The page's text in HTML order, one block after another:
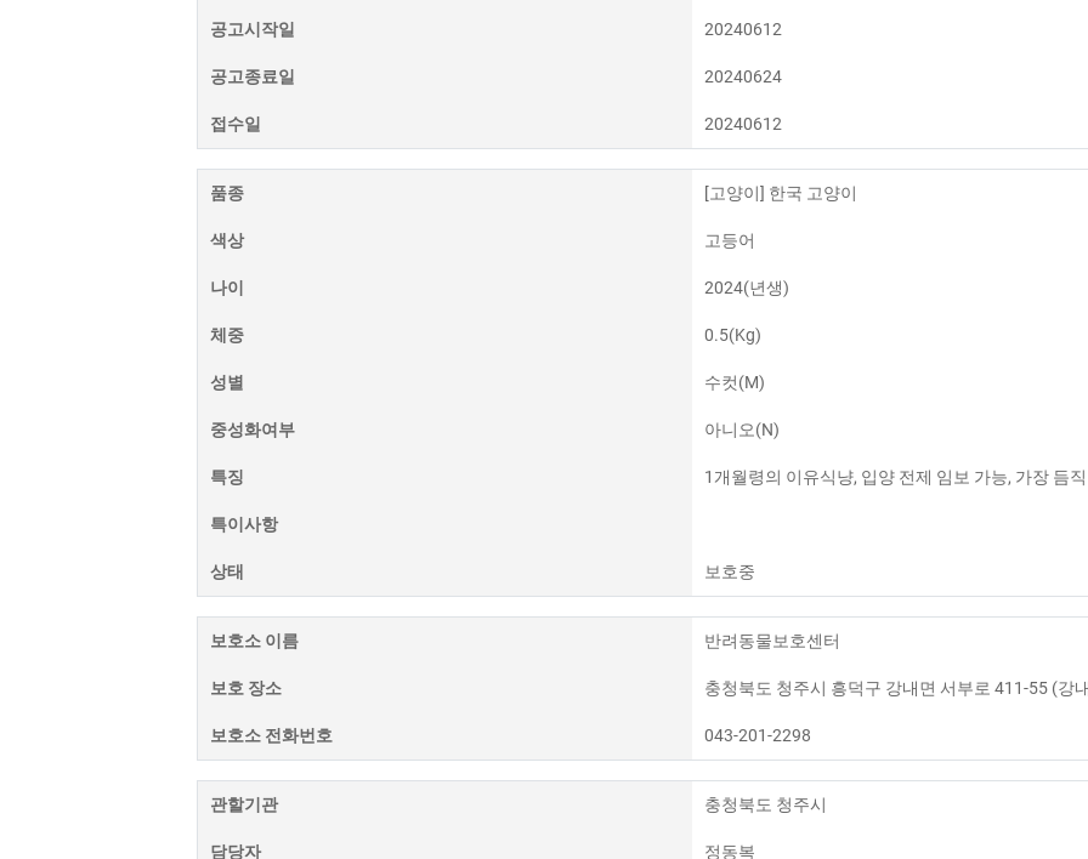
공고시작일 20240612
공고종료일 20240624
접수일 20240612
품종 [고양이] 한국 고양이
색상 고등어
나이 2024(년생)
체중 0.5(Kg)
성별 수컷(M)
중성화여부 아니오(N)
특징 1개월령의 이유식냥, 입양 전제 임보 가능, 가장 듬
특이사항
상태 보호중
보호소 이름 반려동물보호센터
보호 장소 충청북도 청주시 흥덕구 강내면 서부로 411-55 (강
보호소 전화번호 043-201-2298
관할기관 충청북도 청주시
담당자 정동복